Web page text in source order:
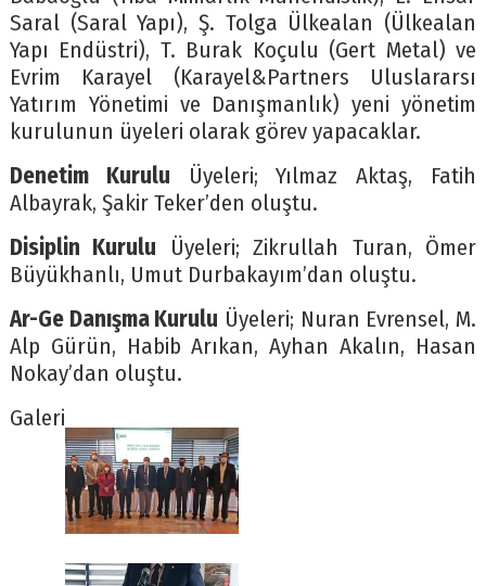
Saral (Saral Yapı), Ş. Tolga Ülkealan (Ülkealan
Yapı Endüstri), T. Burak Koçulu (Gert Metal) ve
Evrim Karayel (Karayel&Partners Uluslararsı
Yatırım Yönetimi ve Danışmanlık) yeni yönetim
kurulunun üyeleri olarak görev yapacaklar.
Denetim Kurulu Üyeleri; Yılmaz Aktaş, Fatih
Albayrak, Şakir Teker’den oluştu.
Disiplin Kurulu Üyeleri; Zikrullah Turan, Ömer
Büyükhanlı, Umut Durbakayım’dan oluştu.
Ar-Ge Danışma Kurulu Üyeleri; Nuran Evrensel, M.
Alp Gürün, Habib Arıkan, Ayhan Akalın, Hasan
Nokay’dan oluştu.
Galeri